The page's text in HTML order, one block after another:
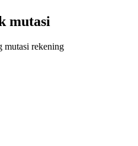
mutasi
mutasi rekening